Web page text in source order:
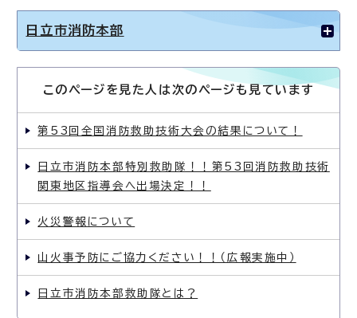
日立市消防本部
このページを見た人は次のページも見ています
第53回全国消防救助技術大会の結果について！
日立市消防本部特別救助隊！！第53回消防救助技術
関東地区指導会へ出場決定！！
火災警報について
山火事予防にご協力ください！！（広報実施中）
日立市消防本部救助隊とは？